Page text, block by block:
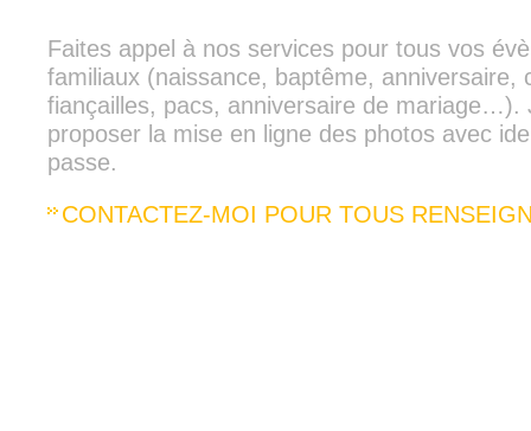
Faites appel à nos services pour tous vos
familiaux (naissance, baptême, anniversaire,
fiançailles, pacs, anniversaire de mariage…).
proposer la mise en ligne des photos avec
passe.
CONTACTEZ-MOI POUR TOUS